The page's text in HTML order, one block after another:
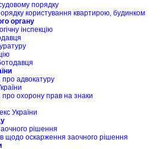
порядку
користування квартирою, будинком
органу
інспекцію
про адвокатуру
про охорону прав на знаки
України
рішення
щодо оскарження заочного рішення